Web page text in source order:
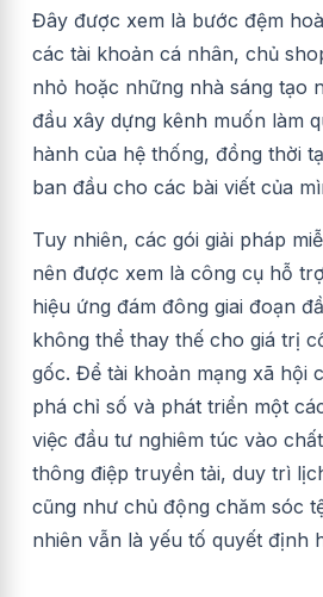
Đây được xem là bước đệm
các tài khoản cá nhân, chủ
nhỏ hoặc những nhà sáng tạo
đầu xây dựng kênh muốn làm
hành của hệ thống, đồng thời
ban đầu cho các bài viết của
Tuy nhiên, các gói giải pháp
nên được xem là công cụ hỗ
hiệu ứng đám đông giai đoạn
không thể thay thế cho giá trị
gốc. Để tài khoản mạng xã hội
phá chỉ số và phát triển một
việc đầu tư nghiêm túc vào
thông điệp truyền tải, duy trì
cũng như chủ động chăm sóc
nhiên vẫn là yếu tố quyết định